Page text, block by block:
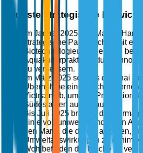
Jüngste strategische
Im Januar 2025 gab Marine
strategische Partnerschaft mit
Biotechnologieunternehmen
Aquakulturpraktiken durch
zu verbessern.
Im März 2025 schloss die Thai
Übernahme einer
Vietnam ab, um ihre
Südostasien auszubauen.
Bis Juli 2025 brachte die Cermaq
Linie von umweltfreundlichen
den Markt, die darauf abzielen, die
Umweltauswirkungen zu
Wohlbefinden der Fische zu